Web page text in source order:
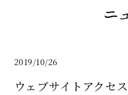
ニ
2019/10/26
ウェブサイトアクセ